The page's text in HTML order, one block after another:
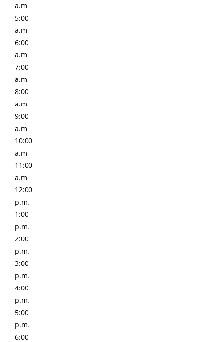
a.m.
5:00
a.m.
6:00
a.m.
7:00
a.m.
8:00
a.m.
9:00
a.m.
10:00
a.m.
11:00
a.m.
12:00
p.m.
1:00
p.m.
2:00
p.m.
3:00
p.m.
4:00
p.m.
5:00
p.m.
6:00